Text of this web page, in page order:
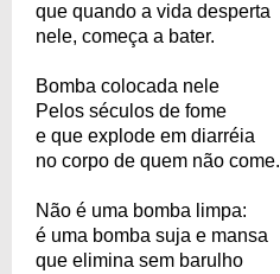
que quando a vida desperta
nele, começa a bater.
Bomba colocada nele
Pelos séculos de fome
e que explode em diarréia
no corpo de quem não come.
Não é uma bomba limpa:
é uma bomba suja e mansa
que elimina sem barulho